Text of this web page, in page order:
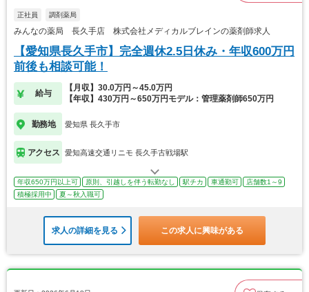
正社員 調剤薬局
みんなの薬局 長久手店 株式会社メディカルブレインの薬剤師求人
【愛知県長久手市】完全週休2.5日休み・年収600万円
前後も相談可能！
給与
【月収】30.0万円～45.0万円
【年収】430万円～650万円モデル：管理薬剤師650万円
勤務地 愛知県 長久手市
アクセス 愛知高速交通リニモ 長久手古戦場駅
年収650万円以上可 原則、引越しを伴う転勤なし 駅チカ 車通勤可
店舗数1～9
積極採用中
夏～秋入職可
求人の詳細を見る この求人に興味がある